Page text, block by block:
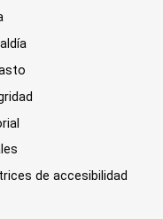
de accesibilidad